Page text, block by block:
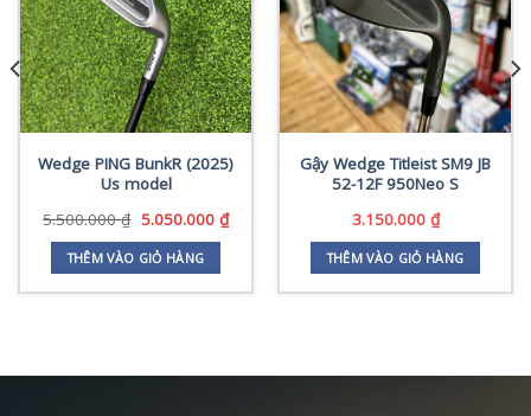
Wedge PING BunkR (2025)
Us model
5.500.000₫ Giá
gốc
là:
5.500.000 ₫.
5.050.000 ₫Giá
5.050.000 ₫.
THÊM VÀO GIỎ HÀNG
Gậy Wedge Titleist SM9 JB
52-12F 950Neo S
3.150.000 ₫
THÊM VÀO GIỎ HÀNG
₫.